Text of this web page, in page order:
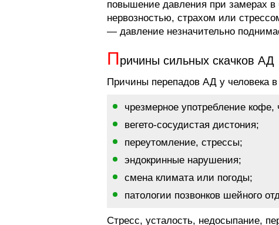
повышение давления при замерах
нервозностью, страхом или
— давление незначительно
Причины сильных скачков АД
Причины перепадов АД у человека в
чрезмерное употребление кофе,
вегето-сосудистая дистония;
переутомление, стрессы;
эндокринные нарушения;
смена климата или погоды;
патологии позвонков шейного
Стресс, усталость, недосыпание,